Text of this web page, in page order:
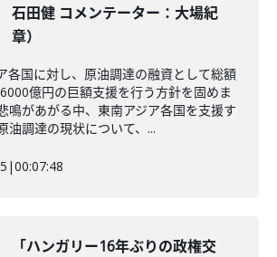
石田健 コメンテーター：大場紀
章）
各国に対し、原油調達の融資として総額
億円の巨額支援を行う方針を固めま
鳴があがる中、東南アジア各国を支援す
油調達の現状について、...
|00:07:48
「ハンガリー16年ぶりの政権交